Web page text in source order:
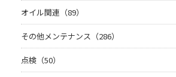
オイル関連（89）
その他メンテナンス（286）
点検（50）